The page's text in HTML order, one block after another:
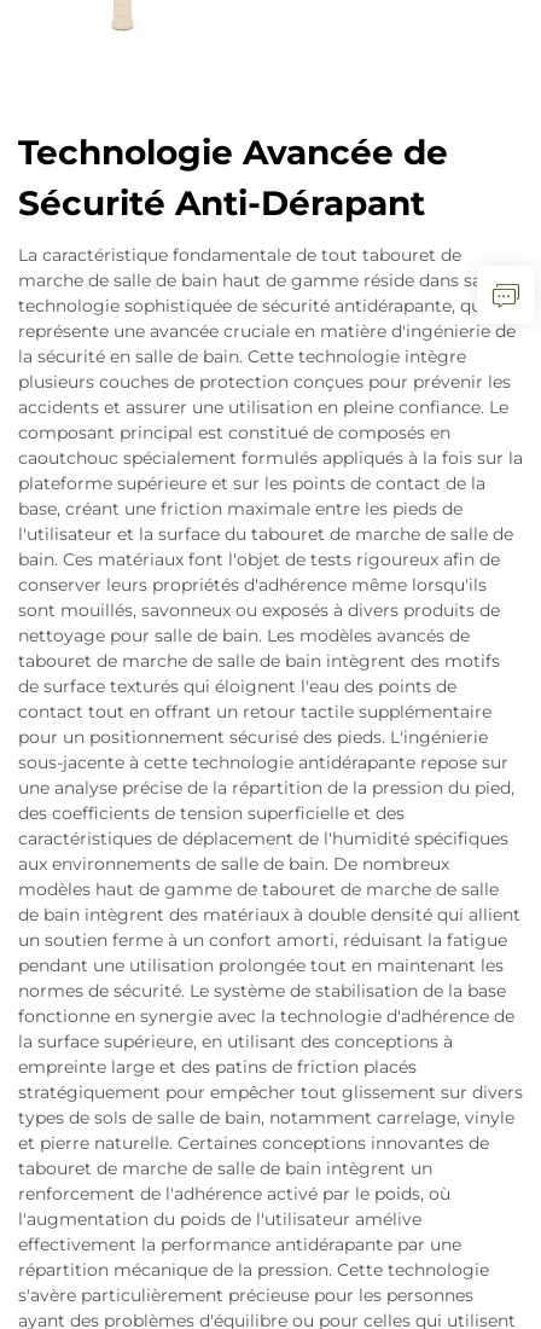
Technologie Avancée de
Sécurité Anti-Dérapant
La caractéristique fondamentale de tout tabouret de
marche de salle de bain haut de gamme réside dans sa
technologie sophistiquée de sécurité antidérapante, qui
représente une avancée cruciale en matière d'ingénierie de
la sécurité en salle de bain. Cette technologie intègre
plusieurs couches de protection conçues pour prévenir les
accidents et assurer une utilisation en pleine confiance. Le
composant principal est constitué de composés en
caoutchouc spécialement formulés appliqués à la fois sur la
plateforme supérieure et sur les points de contact de la
base, créant une friction maximale entre les pieds de
l'utilisateur et la surface du tabouret de marche de salle de
bain. Ces matériaux font l'objet de tests rigoureux afin de
conserver leurs propriétés d'adhérence même lorsqu'ils
sont mouillés, savonneux ou exposés à divers produits de
nettoyage pour salle de bain. Les modèles avancés de
tabouret de marche de salle de bain intègrent des motifs
de surface texturés qui éloignent l'eau des points de
contact tout en offrant un retour tactile supplémentaire
pour un positionnement sécurisé des pieds. L'ingénierie
sous-jacente à cette technologie antidérapante repose sur
une analyse précise de la répartition de la pression du pied,
des coefficients de tension superficielle et des
caractéristiques de déplacement de l'humidité spécifiques
aux environnements de salle de bain. De nombreux
modèles haut de gamme de tabouret de marche de salle
de bain intègrent des matériaux à double densité qui allient
un soutien ferme à un confort amorti, réduisant la fatigue
pendant une utilisation prolongée tout en maintenant les
normes de sécurité. Le système de stabilisation de la base
fonctionne en synergie avec la technologie d'adhérence de
la surface supérieure, en utilisant des conceptions à
empreinte large et des patins de friction placés
stratégiquement pour empêcher tout glissement sur divers
types de sols de salle de bain, notamment carrelage, vinyle
et pierre naturelle. Certaines conceptions innovantes de
tabouret de marche de salle de bain intègrent un
renforcement de l'adhérence activé par le poids, où
l'augmentation du poids de l'utilisateur amélive
effectivement la performance antidérapante par une
répartition mécanique de la pression. Cette technologie
s'avère particulièrement précieuse pour les personnes
ayant des problèmes d'équilibre ou pour celles qui utilisent